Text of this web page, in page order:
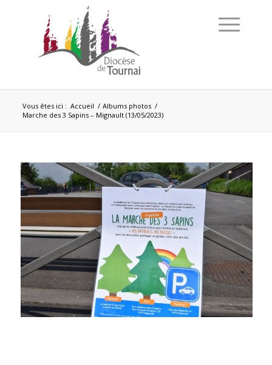
Vous êtes ici : Accueil / Albums photos /
Marche des 3 Sapins – Mignault (13/05/2023)